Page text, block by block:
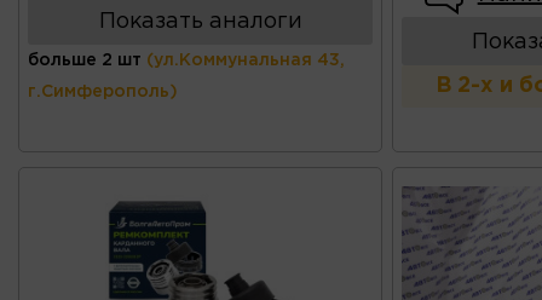
Показать аналоги
больше 2 шт (ул.Коммунальная 43,
г.Симферополь) В 2-х и